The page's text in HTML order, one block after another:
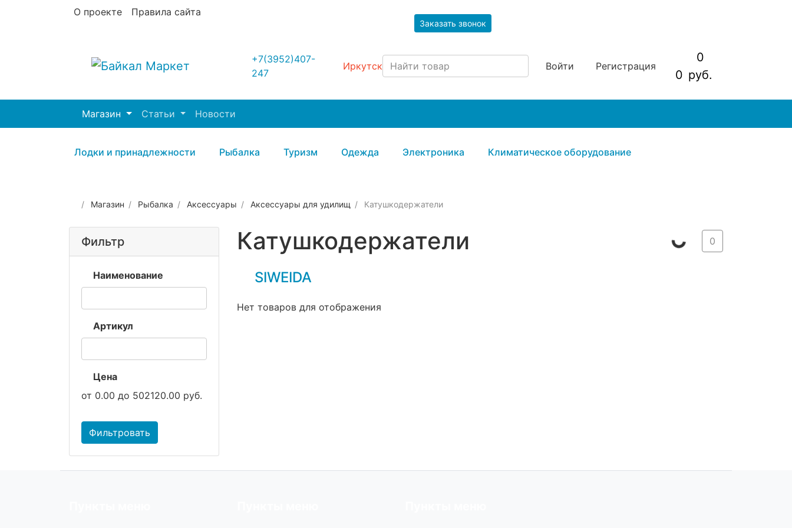
О проекте Правила сайта
Заказать звонок
+7(3952)407-
247
Иркутск Войти Регистрация
0
0
руб.
Магазин Статьи Новости
Лодки и принадлежности Рыбалка Туризм Одежда Электроника Климатическое оборудование
Магазин Рыбалка Аксессуары Аксессуары для удилищ Катушкодержатели
Фильтр
Наименование
Артикул
Цена
от 0.00 до 502120.00 руб.
Фильтровать
Катушкодержатели 0
SIWEIDA
Нет товаров для отображения